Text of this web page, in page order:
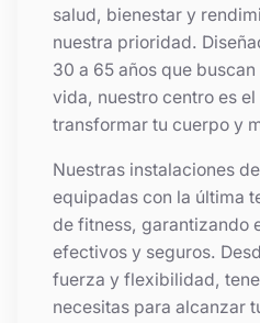
salud, bienestar y
nuestra prioridad.
30 a 65 años que
vida, nuestro centro es
transformar tu cuerpo y
Nuestras instalaciones
equipadas con la última
de fitness, garantizando
efectivos y seguros.
fuerza y flexibilidad,
necesitas para alcanzar